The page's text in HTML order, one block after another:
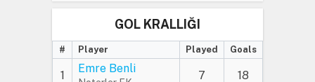
GOL KRALLIĞI
# Player Played Goals
1
Emre Benli
7 18